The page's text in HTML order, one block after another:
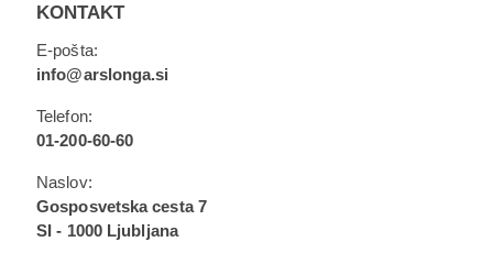
KONTAKT
E-pošta:
info@arslonga.si
Telefon:
01-200-60-60
Naslov:
Gosposvetska cesta 7
SI - 1000 Ljubljana